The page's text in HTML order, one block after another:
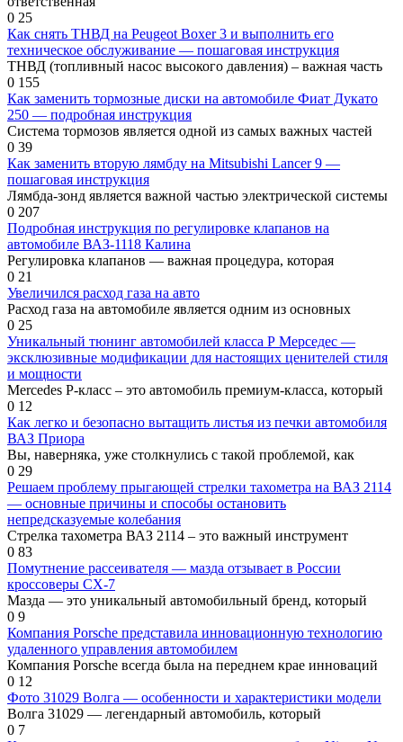
0 25
Как снять ТНВД на Peugeot Boxer 3 и выполнить его
техническое обслуживание — пошаговая инструкция
ТНВД (топливный насос высокого давления) – важная часть
0 155
Как заменить тормозные диски на автомобиле Фиат Дукато
250 — подробная инструкция
Система тормозов является одной из самых важных частей
0 39
Как заменить вторую лямбду на Mitsubishi Lancer 9 —
пошаговая инструкция
Лямбда-зонд является важной частью электрической системы
0 207
Подробная инструкция по регулировке клапанов на
автомобиле ВАЗ-1118 Калина
Регулировка клапанов — важная процедура, которая
0 21
Увеличился расход газа на авто
Расход газа на автомобиле является одним из основных
0 25
Уникальный тюнинг автомобилей класса Р Мерседес —
эксклюзивные модификации для настоящих ценителей стиля
и мощности
Mercedes Р-класс – это автомобиль премиум-класса, который
0 12
Как легко и безопасно вытащить листья из печки автомобиля
ВАЗ Приора
Вы, наверняка, уже столкнулись с такой проблемой, как
0 29
Решаем проблему прыгающей стрелки тахометра на ВАЗ 2114
— основные причины и способы остановить
непредсказуемые колебания
Стрелка тахометра ВАЗ 2114 – это важный инструмент
0 83
Помутнение рассеивателя — мазда отзывает в России
кроссоверы CX-7
Мазда — это уникальный автомобильный бренд, который
0 9
Компания Porsche представила инновационную технологию
удаленного управления автомобилем
Компания Porsche всегда была на переднем крае инноваций
0 12
Фото 31029 Волга — особенности и характеристики модели
Волга 31029 — легендарный автомобиль, который
0 7